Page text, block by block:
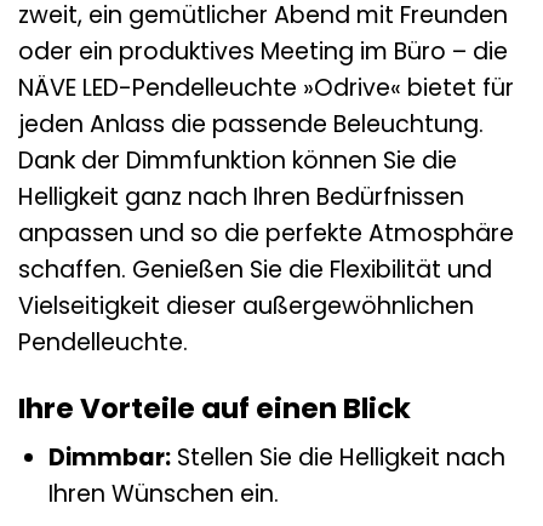
zweit, ein gemütlicher Abend mit Freunden
oder ein produktives Meeting im Büro – die
NÄVE LED-Pendelleuchte »Odrive« bietet für
jeden Anlass die passende Beleuchtung.
Dank der Dimmfunktion können Sie die
Helligkeit ganz nach Ihren Bedürfnissen
anpassen und so die perfekte Atmosphäre
schaffen. Genießen Sie die Flexibilität und
Vielseitigkeit dieser außergewöhnlichen
Pendelleuchte.
Ihre Vorteile auf einen Blick
Dimmbar:Stellen Sie die Helligkeit nach
Ihren Wünschen ein.